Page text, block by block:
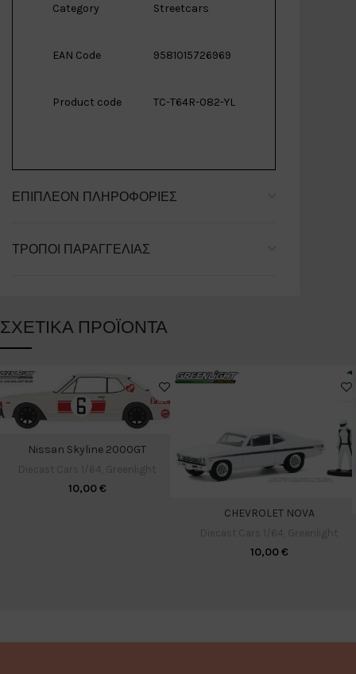
Category Streetcars
EAN Code 9581015726969
Product code TC-T64R-082-YL
ΕΠΙΠΛΈΟΝ ΠΛΗΡΟΦΟΡΊΕΣ
ΤΡΌΠΟΙ ΠΑΡΑΓΓΕΛΊΑΣ
ΣΧΕΤΙΚΆ ΠΡΟΪΌΝΤΑ
Nissan Skyline 2000GT
10,00€
CHEVROLET NOVA
10,00€